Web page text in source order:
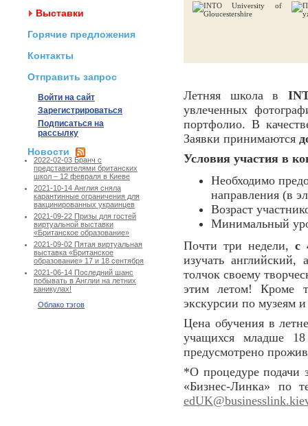
Выставки
Горячие предложения
Контакты
Отправить запрос
Войти на сайт
Зарегистрироваться
Подписаться на
рассылку
Новости
2022-02-03 Бранч с
представителями британских
школ – 12 февраля в Киеве
2021-10-14 Англия сняла
карантинные ограничения для
вакцинированных украинцев
2021-09-22 Призы для гостей
виртуальной выставки
«Британское образование»
2021-09-02 Пятая виртуальная
выставка «Британское
образование» 17 и 18 сентября
2021-06-14 Последний шанс
побывать в Англии на летних
каникулах!
Облако тэгов
Летняя школа в
увлеченных
портфолио. В
Заявки принимаются
Условия участия в
Необходимо
направления (в
Возраст
Минимальный
Почти три недели, с
изучать
толчок своему
этим летом! Кроме
экскурсии по музеям
Цена обучения в
учащихся младше
предусмотрено
*О процедуре подачи
«Бизнес-Линка» по